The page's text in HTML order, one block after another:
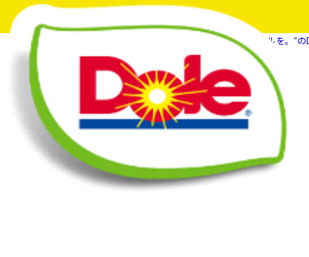
“フルーツでスマイルを。